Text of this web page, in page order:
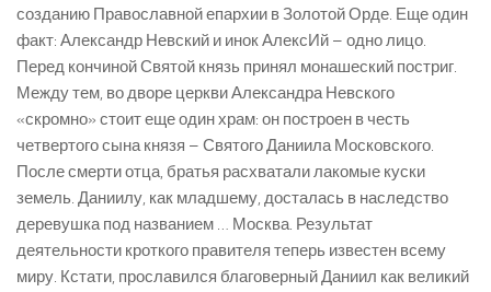
созданию Православной епархии в Золотой Орде. Еще один
факт: Александр Невский и инок АлексИй – одно лицо.
Перед кончиной Святой князь принял монашеский постриг.
Между тем, во дворе церкви Александра Невского
«скромно» стоит еще один храм: он построен в честь
четвертого сына князя – Святого Даниила Московского.
После смерти отца, братья расхватали лакомые куски
земель. Даниилу, как младшему, досталась в наследство
деревушка под названием … Москва. Результат
деятельности кроткого правителя теперь известен всему
миру. Кстати, прославился благоверный Даниил как великий